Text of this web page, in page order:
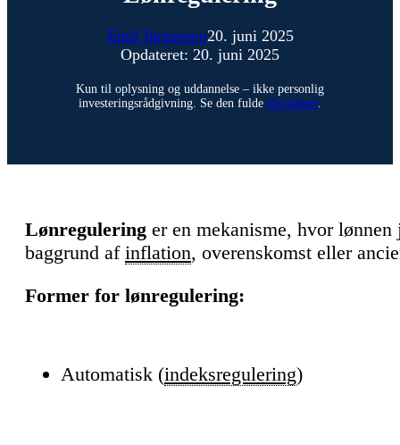
Emil Jørgensen20. juni 2025
Opdateret: 20. juni 2025
Kun til oplysning og uddannelse – ikke personlig
investeringsrådgivning. Se den fulde disclaimer.
Lønregulering er en mekanisme, hvor
baggrund af inflation, overenskomst eller
Former for lønregulering:
Automatisk (indeksregulering)